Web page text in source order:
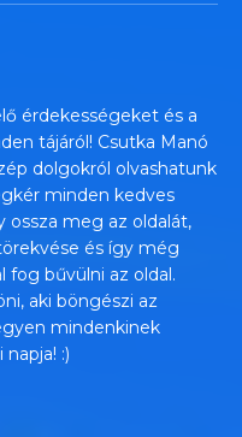
érdekességeket és a
tájáról! Csutka Manó
dolgokról olvashatunk
minden kedves
meg az oldalát,
és így még
fog bűvülni az oldal.
aki böngészi az
mindenkinek
:)